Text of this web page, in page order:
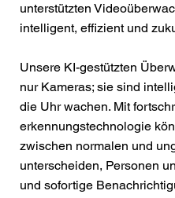
unterstützten
intelligent, effizient und
Unsere KI-gestützten
nur Kameras; sie sind
die Uhr wachen. Mit
erkennungstechnologie
zwischen normalen und
unterscheiden, Personen
und sofortige